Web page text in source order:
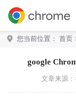
您当前位置： 首页
google
文章来源：